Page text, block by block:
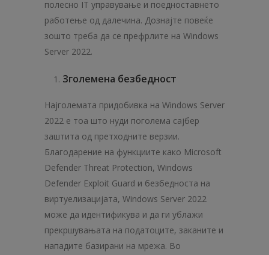
полесно IT управување и поедноставнето
работење од далечина. Дознајте повеќе
зошто треба да се префрлите на Windows
Server 2022.
Зголемена безбедност
Најголемата придобивка на Windows Server
2022 е тоа што нуди поголема сајбер
заштита од претходните верзии.
Благодарение на функциите како Microsoft
Defender Threat Protection, Windows
Defender Exploit Guard и безбедноста на
виртуелизацијата, Windows Server 2022
може да идентификува и да ги ублажи
прекршувањата на податоците, заканите и
нападите базирани на мрежа. Во